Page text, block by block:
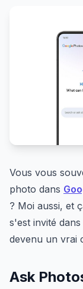
Vous vous
photo dans
? Moi aussi, et
s'est invité
devenu un vrai
Ask